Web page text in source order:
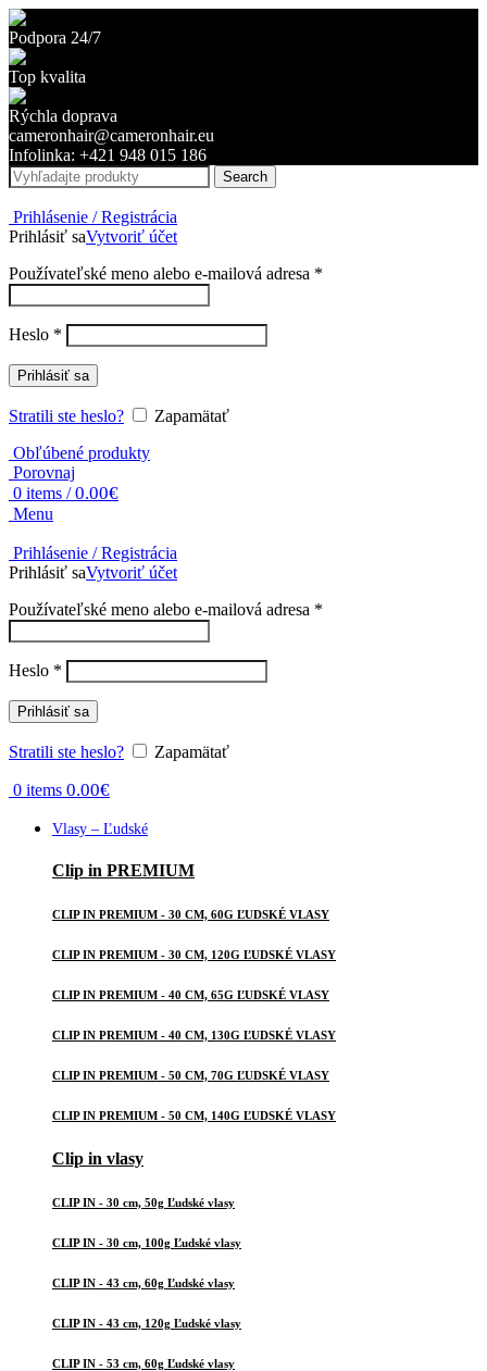
Podpora 24/7
Top kvalita
Rýchla doprava
cameronhair@cameronhair.eu
Infolinka: +421 948 015 186
Search
Prihlásenie / Registrácia
Prihlásiť saVytvoriť účet
Používateľské meno alebo e-mailová adresa *
Heslo * Povinné
Prihlásiť sa
Stratili ste heslo?
Zapamätať
Obľúbené produkty
Porovnaj
0 items / 0.00€
Menu
Prihlásenie / Registrácia
Prihlásiť saVytvoriť účet
Používateľské meno alebo e-mailová adresa *
Heslo * Povinné
Prihlásiť sa
Stratili ste heslo? Zapamätať
0 items 0.00€
Vlasy – Ľudské
Clip in PREMIUM
CLIP IN PREMIUM - 30 CM, 60G ĽUDSKÉ VLASY
CLIP IN PREMIUM - 30 CM, 120G ĽUDSKÉ VLASY
CLIP IN PREMIUM - 40 CM, 65G ĽUDSKÉ VLASY
CLIP IN PREMIUM - 40 CM, 130G ĽUDSKÉ VLASY
CLIP IN PREMIUM - 50 CM, 70G ĽUDSKÉ VLASY
CLIP IN PREMIUM - 50 CM, 140G ĽUDSKÉ VLASY
Clip in vlasy
CLIP IN - 30 cm, 50g Ľudské vlasy
CLIP IN - 30 cm, 100g Ľudské vlasy
CLIP IN - 43 cm, 60g Ľudské vlasy
CLIP IN - 43 cm, 120g Ľudské vlasy
CLIP IN - 53 cm, 60g Ľudské vlasy